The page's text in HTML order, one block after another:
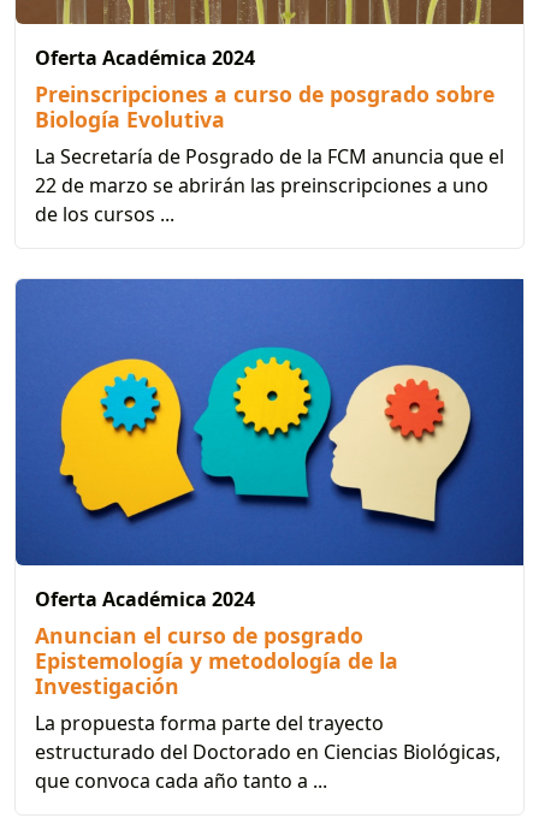
Oferta Académica 2024
Preinscripciones a curso de posgrado sobre
Biología Evolutiva
La Secretaría de Posgrado de la FCM anuncia que el
22 de marzo se abrirán las preinscripciones a uno
de los cursos ...
Oferta Académica 2024
Anuncian el curso de posgrado
Epistemología y metodología de la
Investigación
La propuesta forma parte del trayecto
estructurado del Doctorado en Ciencias Biológicas,
que convoca cada año tanto a ...